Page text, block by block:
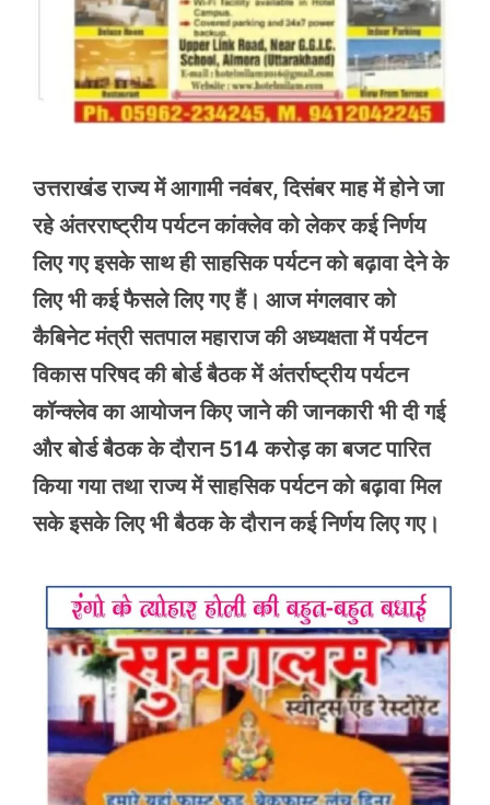
उत्तराखंड राज्य में आगामी नवंबर, दिसंबर माह में होने जा
रहे अंतरराष्ट्रीय पर्यटन कांक्लेव को लेकर कई निर्णय
लिए गए इसके साथ ही साहसिक पर्यटन को बढ़ावा देने के
लिए भी कई फैसले लिए गए हैं। आज मंगलवार को
कैबिनेट मंत्री सतपाल महाराज की अध्यक्षता में पर्यटन
विकास परिषद की बोर्ड बैठक में अंतर्राष्ट्रीय पर्यटन
कॉन्क्लेव का आयोजन किए जाने की जानकारी भी दी गई
और बोर्ड बैठक के दौरान 514 करोड़ का बजट पारित
किया गया तथा राज्य में साहसिक पर्यटन को बढ़ावा मिल
सके इसके लिए भी बैठक के दौरान कई निर्णय लिए गए।